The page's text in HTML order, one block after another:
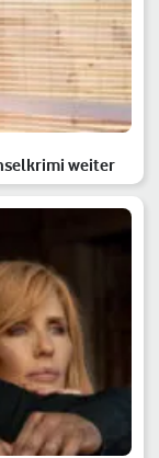
weiter